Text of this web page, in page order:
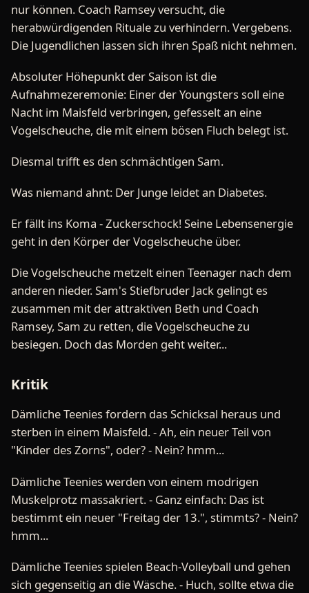
nur können. Coach Ramsey versucht, die
herabwürdigenden Rituale zu verhindern. Vergebens.
Die Jugendlichen lassen sich ihren Spaß nicht nehmen.
Absoluter Höhepunkt der Saison ist die
Aufnahmezeremonie: Einer der Youngsters soll eine
Nacht im Maisfeld verbringen, gefesselt an eine
Vogelscheuche, die mit einem bösen Fluch belegt ist.
Diesmal trifft es den schmächtigen Sam.
Was niemand ahnt: Der Junge leidet an Diabetes.
Er fällt ins Koma - Zuckerschock! Seine Lebensenergie
geht in den Körper der Vogelscheuche über.
Die Vogelscheuche metzelt einen Teenager nach dem
anderen nieder. Sam's Stiefbruder Jack gelingt es
zusammen mit der attraktiven Beth und Coach
Ramsey, Sam zu retten, die Vogelscheuche zu
besiegen. Doch das Morden geht weiter...
Kritik
Dämliche Teenies fordern das Schicksal heraus und
sterben in einem Maisfeld. - Ah, ein neuer Teil von
"Kinder des Zorns", oder? - Nein? hmm...
Dämliche Teenies werden von einem modrigen
Muskelprotz massakriert. - Ganz einfach: Das ist
bestimmt ein neuer "Freitag der 13.", stimmts? - Nein?
hmm...
Dämliche Teenies spielen Beach-Volleyball und gehen
sich gegenseitig an die Wäsche. - Huch, sollte etwa die